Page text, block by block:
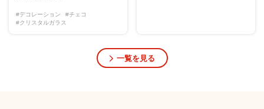
#デコレーション
#チェコ
#クリスタルガラス
一覧を見る